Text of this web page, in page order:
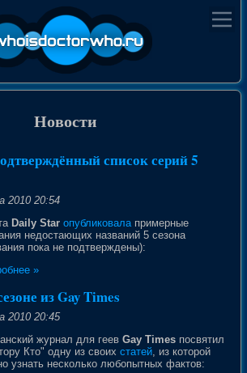
Новости
список серий 5
2010 20:54
Daily Star опубликовалапримерные
недостающих названий 5 сезона
пока не подтверждены):
»
из Gay Times
2010 20:45
журнал для геев Gay Times посвятил
Кто" одну из своих статей, из которой
узнать несколько любопытных фактов: